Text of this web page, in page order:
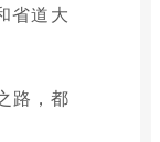
省道大
路，都